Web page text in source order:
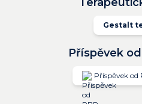
Gestalt
Příspěvek
Příspěvek od